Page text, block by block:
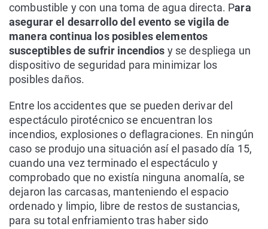
combustible y con una toma de agua directa. Para
asegurar el desarrollo del evento se vigila de
manera continua los posibles elementos
susceptibles de sufrir incendios y se despliega un
dispositivo de seguridad para minimizar los
posibles daños.
Entre los accidentes que se pueden derivar del
espectáculo pirotécnico se encuentran los
incendios, explosiones o deflagraciones. En ningún
caso se produjo una situación así el pasado día 15,
cuando una vez terminado el espectáculo y
comprobado que no existía ninguna anomalía, se
dejaron las carcasas, manteniendo el espacio
ordenado y limpio, libre de restos de sustancias,
para su total enfriamiento tras haber sido